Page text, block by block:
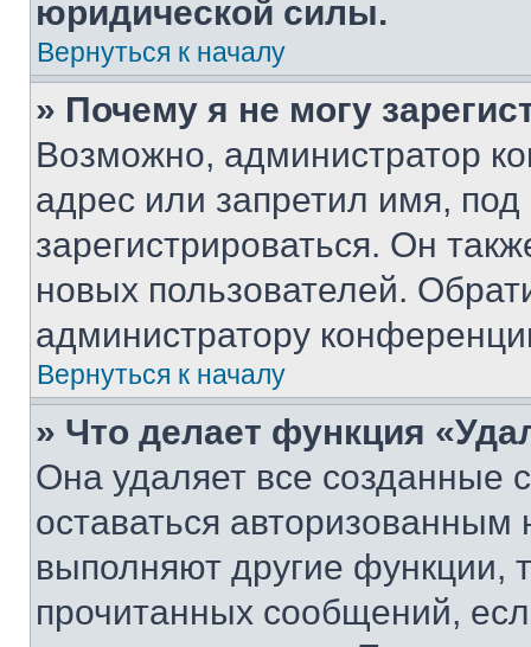
юридической силы.
Вернуться к началу
» Почему я не могу
Возможно, администратор
адрес или запретил имя,
зарегистрироваться. Он
новых пользователей.
администратору
Вернуться к началу
» Что делает функция
Она удаляет все созданные
оставаться
выполняют другие функции,
прочитанных сообщений,